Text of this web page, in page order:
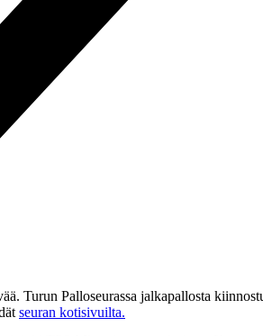
Turun Palloseurassa jalkapallosta
seuran kotisivuilta.